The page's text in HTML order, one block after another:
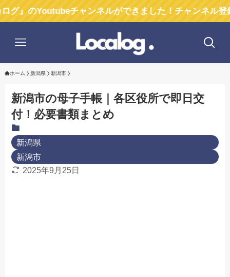
チャンネルができました！チャンネル登録お願い
ホーム 新潟県 新潟市
新潟市の母子手帳｜各区役所で即日交
付！必要書類まとめ
新潟県
新潟市
2025年9月25日